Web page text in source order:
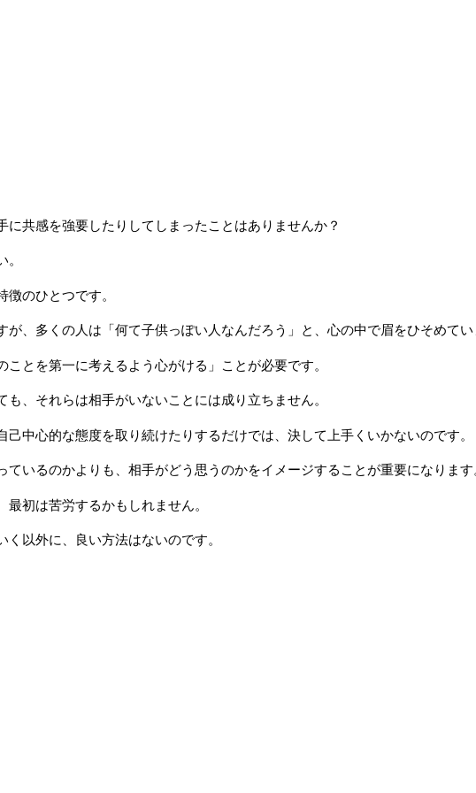
共感を強要したりしてしまったことはありませんか？
のひとつです。
、多くの人は「何て子供っぽい人なんだろう」と、心の中で眉をひそめて
とを第一に考えるよう心がける」ことが必要です。
、それらは相手がいないことには成り立ちません。
中心的な態度を取り続けたりするだけでは、決して上手くいかないのです。
いるのかよりも、相手がどう思うのかをイメージすることが重要になります
初は苦労するかもしれません。
以外に、良い方法はないのです。